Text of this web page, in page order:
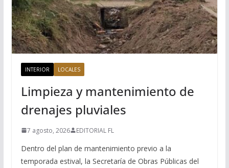
INTERIOR LOCALES
Limpieza y mantenimiento de
drenajes pluviales
7 agosto, 2026 EDITORIAL FL
Dentro del plan de mantenimiento previo a la
temporada estival, la Secretaría de Obras Públicas del